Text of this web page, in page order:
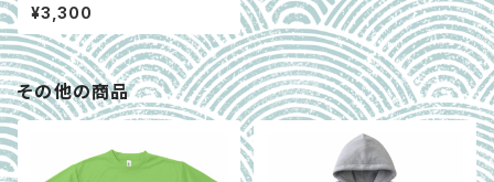
¥3,300
その他の商品